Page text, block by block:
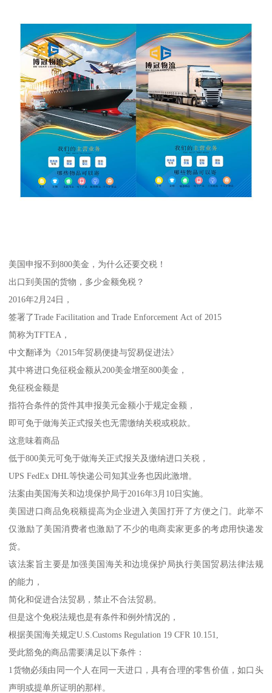
美国申报不到800美金，为什么还要交税！
出口到美国的货物，多少金额免税？
2016年2月24日，
签署了Trade Facilitation and Trade Enforcement Act of 2015
简称为TFTEA，
中文翻译为《2015年贸易便捷与贸易促进法》
其中将进口免征税金额从200美金增至800美金，
免征税金额是
指符合条件的货件其申报美元金额小于规定金额，
即可免于做海关正式报关也无需缴纳关税或税款。
这意味着商品
低于800美元可免于做海关正式报关及缴纳进口关税，
UPS FedEx DHL等快递公司知其业务也因此激增。
法案由美国海关和边境保护局于2016年3月10日实施。
美国进口商品免税额提高为企业进入美国打开了方便之门。此举不
仅激励了美国消费者也激励了不少的电商卖家更多的考虑用快递发
货。
该法案旨主要是加强美国海关和边境保护局执行美国贸易法律法规
的能力，
简化和促进合法贸易，禁止不合法贸易。
但是这个免税法规也是有条件和例外情况的，
根据美国海关规定U.S.Customs Regulation 19 CFR 10.151,
受此豁免的商品需要满足以下条件：
1货物必须由同一个人在同一天进口，具有合理的零售价值，如口头
声明或提单所证明的那样。